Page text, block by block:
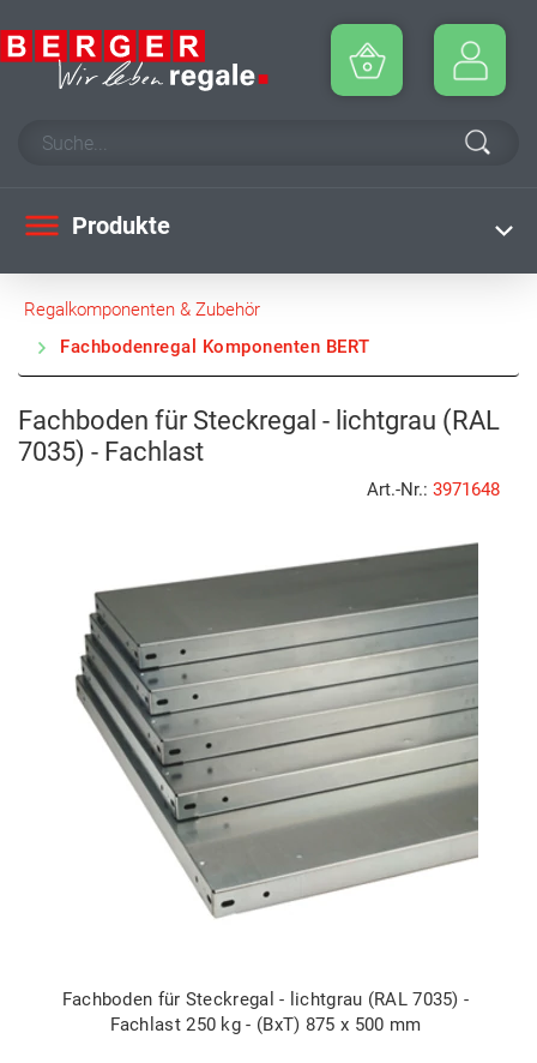
Produkte
Regalkomponenten & Zubehör
Fachbodenregal Komponenten BERT
Fachboden für Steckregal - lichtgrau (RAL
7035) - Fachlast
Art.-Nr.: 3971648
Fachboden für Steckregal - lichtgrau (RAL 7035) -
Fachlast 250 kg - (BxT) 875 x 500 mm